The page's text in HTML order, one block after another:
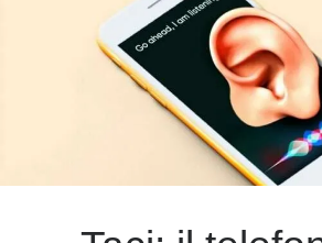
WordPress.org